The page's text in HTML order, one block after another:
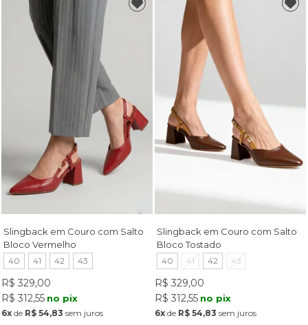
Slingback em Couro com Salto
Bloco Vermelho
40 41 42 43
R$ 329,00
R$ 312,55 no pix
6xde R$ 54,83 sem juros
Slingback em Couro com Salto
Bloco Tostado
40 41 42 43
R$ 329,00
R$ 312,55 no pix
6x de R$ 54,83 sem juros